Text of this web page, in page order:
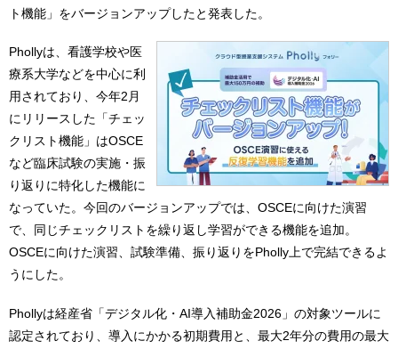
ト機能」をバージョンアップしたと発表した。
Phollyは、看護学校や医
療系大学などを中心に利
用されており、今年2月
にリリースした「チェッ
クリスト機能」はOSCE
など臨床試験の実施・振
り返りに特化した機能に
なっていた。今回のバージョンアップでは、OSCEに向けた演習
で、同じチェックリストを繰り返し学習ができる機能を追加。
OSCEに向けた演習、試験準備、振り返りをPholly上で完結できるよ
うにした。
Phollyは経産省「デジタル化・AI導入補助金2026」の対象ツールに
認定されており、導入にかかる初期費用と、最大2年分の費用の最大